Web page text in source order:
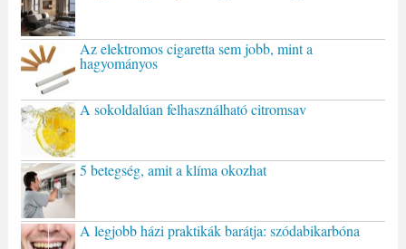
Az elektromos cigaretta sem jobb, mint a
hagyományos
A sokoldalúan felhasználható citromsav
5 betegség, amit a klíma okozhat
A legjobb házi praktikák barátja: szódabikarbóna